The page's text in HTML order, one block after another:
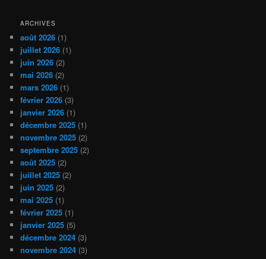
ARCHIVES
août 2026 (1)
juillet 2026 (1)
juin 2026 (2)
mai 2026 (2)
mars 2026 (1)
février 2026 (3)
janvier 2026 (1)
décembre 2025 (1)
novembre 2025 (2)
septembre 2025 (2)
août 2025 (2)
juillet 2025 (2)
juin 2025 (2)
mai 2025 (1)
février 2025 (1)
janvier 2025 (5)
décembre 2024 (3)
novembre 2024 (3)